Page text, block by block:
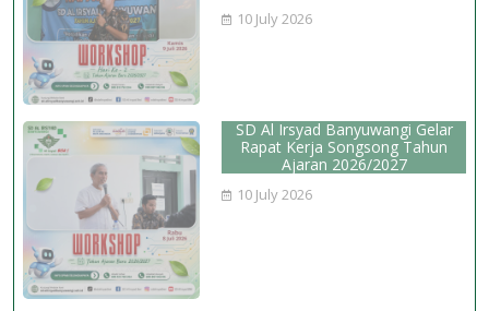
10 July 2026
SD Al Irsyad Banyuwangi Gelar
Rapat Kerja Songsong Tahun
Ajaran 2026/2027
10 July 2026